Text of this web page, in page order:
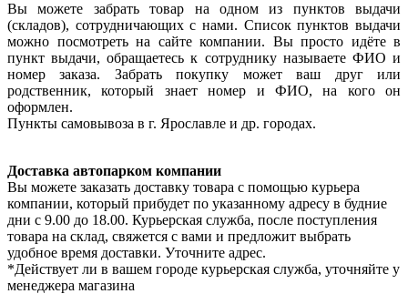
Вы можете забрать товар на одном из пунктов выдачи
(складов), сотрудничающих с нами. Список пунктов выдачи
можно посмотреть на сайте компании. Вы просто идёте в
пункт выдачи, обращаетесь к сотруднику называете ФИО и
номер заказа. Забрать покупку может ваш друг или
родственник, который знает номер и ФИО, на кого он
оформлен.
Пункты самовывоза в г. Ярославле и др. городах.
Доставка автопарком компании
Вы можете заказать доставку товара с помощью курьера
компании, который прибудет по указанному адресу в будние
дни с 9.00 до 18.00. Курьерская служба, после поступления
товара на склад, свяжется с вами и предложит выбрать
удобное время доставки. Уточните адрес.
*Действует ли в вашем городе курьерская служба, уточняйте у
менеджера магазина